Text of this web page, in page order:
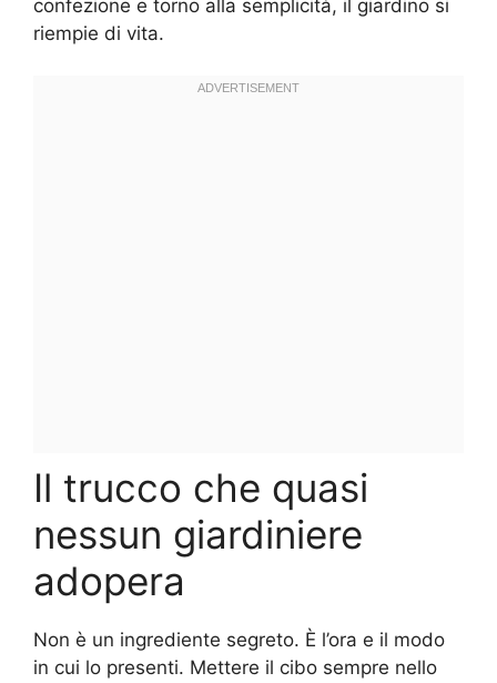
confezione e torno alla semplicità, il giardino si
riempie di vita.
Il trucco che quasi
nessun giardiniere
adopera
Non è un ingrediente segreto. È l’ora e il modo
in cui lo presenti. Mettere il cibo sempre nello